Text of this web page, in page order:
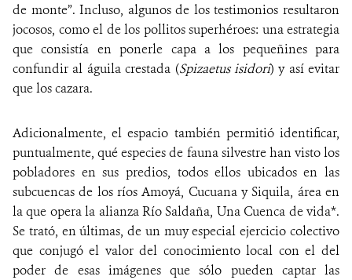
de monte”. Incluso, algunos de los testimonios resultaron
jocosos, como el de los pollitos superhéroes: una estrategia
que consistía en ponerle capa a los pequeñines para
confundir al águila crestada (Spizaetus isidori) y así evitar
que los cazara.
Adicionalmente, el espacio también permitió identificar,
puntualmente, qué especies de fauna silvestre han visto los
pobladores en sus predios, todos ellos ubicados en las
subcuencas de los ríos Amoyá, Cucuana y Siquila, área en
la que opera la alianza Río Saldaña, Una Cuenca de vida*.
Se trató, en últimas, de un muy especial ejercicio colectivo
que conjugó el valor del conocimiento local con el del
poder de esas imágenes que sólo pueden captar las